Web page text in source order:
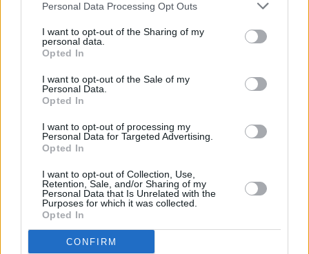
negar su consentimiento. Tenga en cuenta que algún
de su consentimiento, pero usted tiene el derecho de
rechazar tal procesamiento. Sus preferencias se aplicarán
cualquier momento entrando de nuevo en este sitio web o
visitando nuestra política de privacidad.
Personal Data Processing Opt Outs
I want to opt-out of the Sharing of my
personal data.
Opted In
I want to opt-out of the Sale of my
Personal Data.
Opted In
I want to opt-out of processing my
Personal Data for Targeted Advertising.
Opted In
I want to opt-out of Collection, Use,
Retention, Sale, and/or Sharing of my
Personal Data that Is Unrelated with the
Purposes for which it was collected.
Opted In
CONFIRM